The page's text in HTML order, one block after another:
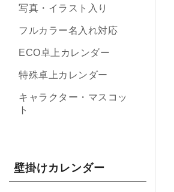
写真・イラスト入り
フルカラー名入れ対応
ECO卓上カレンダー
特殊卓上カレンダー
キャラクター・マスコッ
ト
壁掛けカレンダー